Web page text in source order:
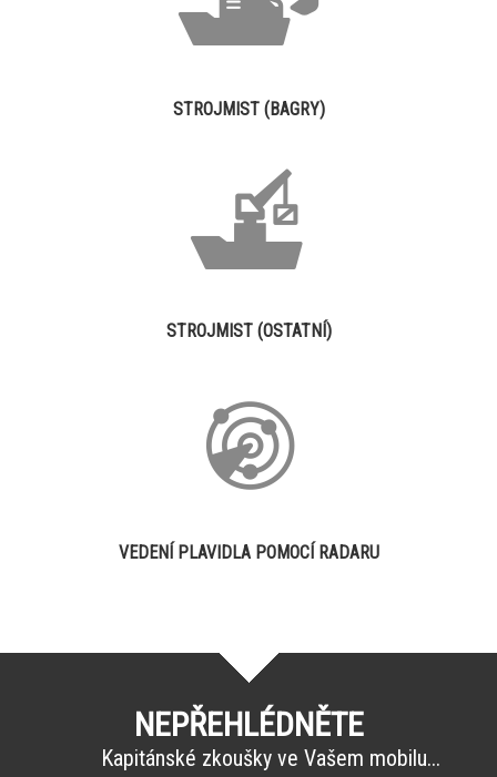
STROJMIST (BAGRY)
STROJMIST (OSTATNÍ)
VEDENÍ PLAVIDLA POMOCÍ RADARU
NEPŘEHLÉDNĚTE
Kapitánské zkoušky ve Vašem mobilu...